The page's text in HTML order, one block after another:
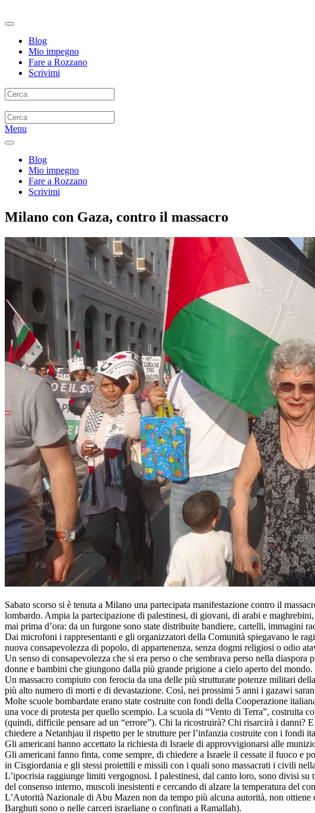
Blog
Mio impegno
Fare a Rozzano
Scrivimi
Menu
Blog
Mio impegno
Fare a Rozzano
Scrivimi
Milano con Gaza, contro il massacro
Sabato scorso si è tenuta a Milano una partecipata manifestazione contro il
lombardo. Ampia la partecipazione di palestinesi, di giovani, di arabi e
mai prima d’ora: da un furgone sono state distribuite bandiere, cartelli, immagini
Dai microfoni i rappresentanti e gli organizzatori della Comunità spiegavano le
nuova consapevolezza di popolo, di appartenenza, senza dogmi religiosi o odio
Un senso di consapevolezza che si era perso o che sembrava perso nella
donne e bambini che giungono dalla più grande prigione a cielo aperto del mondo.
Un massacro compiuto con ferocia da una delle più strutturate potenze militari
più alto numero di morti e di devastazione. Così, nei prossimi 5 anni i gazawi
Molte scuole bombardate erano state costruite con fondi della Cooperazione
una voce di protesta per quello scempio. La scuola di “Vento di Terra”, costruita
(quindi, difficile pensare ad un “errore”). Chi la ricostruirà? Chi risarcirà i danni?
chiedere a Netanhjau il rispetto per le strutture per l’infanzia costruite con i fondi
Gli americani hanno accettato la richiesta di Israele di approvvigionarsi alle
Gli americani fanno finta, come sempre, di chiedere a Israele il cessate il fuoco
in Cisgiordania e gli stessi proiettili e missili con i quali sono massacrati i civili
L’ipocrisia raggiunge limiti vergognosi. I palestinesi, dal canto loro, sono divisi
del consenso interno, muscoli inesistenti e cercando di alzare la temperatura del
L’Autorità Nazionale di Abu Mazen non da tempo più alcuna autorità, non
Barghuti sono o nelle carceri israeliane o confinati a Ramallah).